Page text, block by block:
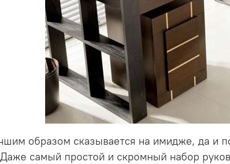
образом сказывается на имидже, да и
самый простой и скромный набор